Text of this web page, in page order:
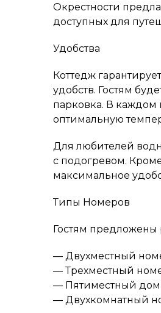
Окрестности
доступных для
Удобства
Коттедж
удобств. Гостям
парковка. В каждом
оптимальную
Для любителей
с подогревом.
максимальное
Типы Номеров
Гостям
— Двухместный
— Трехместный
— Пятиместный
— Двухкомнатный